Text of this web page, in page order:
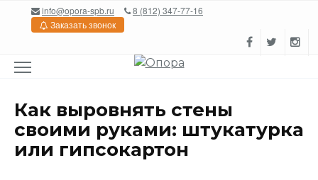
Перейтиinfo@opora-spb.ru
8 (812) 347-77-16
Заказать звонок
Как выровнять стены
своими руками: штукатурка
или гипсокартон